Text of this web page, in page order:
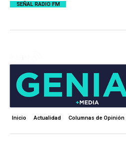
SEÑAL RADIO FM
Inicio Actualidad Columnas de Opinión